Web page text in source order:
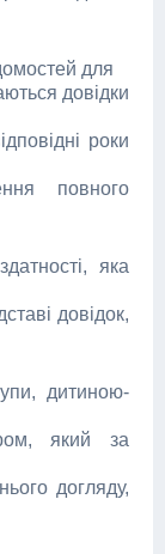
для
довідки
роки
повного
яка
довідок,
дитиною-
який за
догляду,